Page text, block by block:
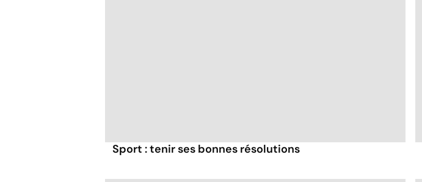
Sport : tenir ses bonnes résolutions